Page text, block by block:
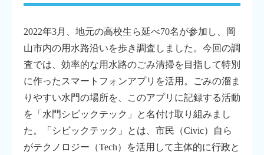
2022年3月、地元の高校生ら延べ70名が参加し、岡
山市内の用水路沿いを歩き調査しました。今回の調
査では、効率的な用水路のごみ清掃を目指して特別
に作ったスマートフォンアプリを活用。ごみの溜ま
りやすい水門の場所を、このアプリに記録する活動
を「水門シビックテック」と名付け取り組みまし
た。「シビックテック」とは、市民（Civic）自ら
がテクノロジー（Tech）を活用して主体的に行政と